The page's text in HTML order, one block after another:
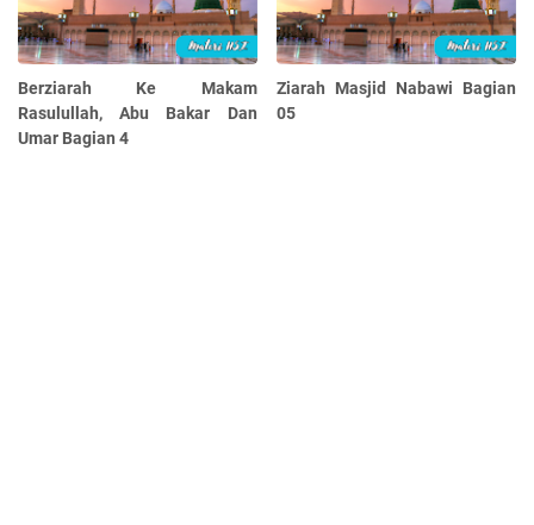
Berziarah Ke Makam
Rasulullah, Abu Bakar Dan
Umar Bagian 4
Ziarah Masjid Nabawi Bagian
05